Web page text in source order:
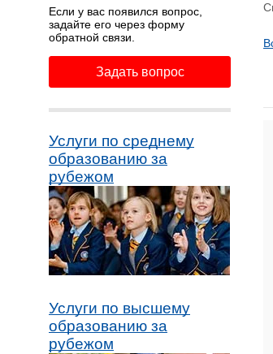
Если у вас появился вопрос,
задайте его через форму
обратной связи.
Задать вопрос
Услуги по среднему
образованию за
рубежом
Услуги по высшему
образованию за
рубежом